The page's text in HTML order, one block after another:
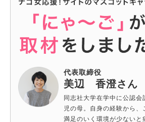
代表取締役
美辺 香澄さん
同志社大学在学中に公認
児の母。自身の経験から、
満足のいく環境が少ないと